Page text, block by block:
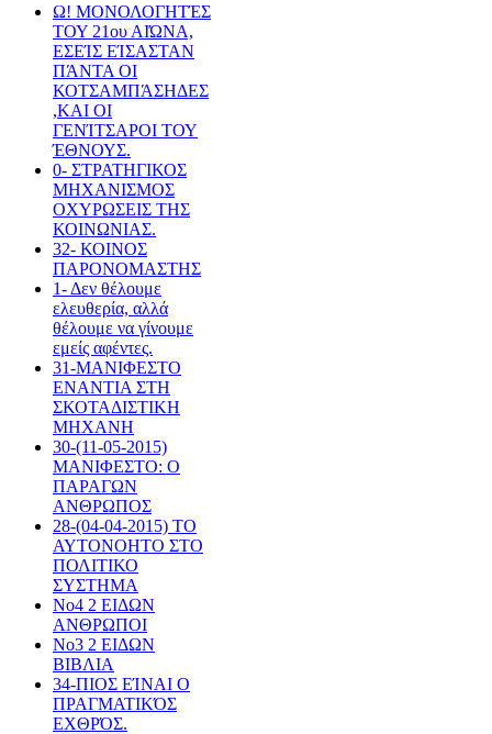
Ω! ΜΟΝΟΛΟΓΗΤΈΣ
ΤΟΥ 21ου ΑΙΏΝΑ,
ΕΣΕΊΣ ΕΊΣΑΣΤΑΝ
ΠΆΝΤΑ ΟΙ
ΚΟΤΣΑΜΠΆΣΗΔΕΣ
,ΚΑΙ ΟΙ
ΓΕΝΊΤΣΑΡΟΙ ΤΟΥ
ΈΘΝΟΥΣ.
0- ΣΤΡΑΤΗΓΙΚΟΣ
ΜΗΧΑNIΣΜΟΣ
ΟΧΥΡΩΣΕΙΣ ΤΗΣ
ΚΟΙΝΩΝΙΑΣ.
32- ΚΟΙΝΟΣ
ΠΑΡΟΝΟΜΑΣΤΗΣ
1- Δεν θέλουμε
ελευθερία, αλλά
θέλουμε να γίνουμε
εμείς αφέντες.
31-ΜΑΝΙΦΕΣΤΟ
ΕΝΑΝΤΙΑ ΣΤΗ
ΣΚΟΤΑΔΙΣΤΙΚΗ
ΜΗΧΑΝΗ
30-(11-05-2015)
ΜΑΝΙΦΕΣΤΟ: Ο
ΠΑΡΑΓΩΝ
ΑΝΘΡΩΠΟΣ
28-(04-04-2015) ΤΟ
ΑΥΤΟΝΟΗΤΟ ΣΤΟ
ΠΟΛΙΤΙΚΟ
ΣΥΣΤΗΜΑ
Νο4 2 ΕΙΔΩΝ
ΑΝΘΡΩΠΟΙ
Νο3 2 ΕΙΔΩΝ
ΒΙΒΛΙΑ
34-ΠΙΟΣ ΕΊΝΑΙ Ο
ΠΡΑΓΜΑΤΙΚΌΣ
ΕΧΘΡΌΣ.